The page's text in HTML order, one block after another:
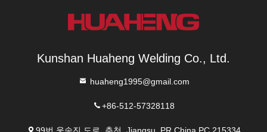
Kunshan Huaheng Welding Co., Ltd.
huaheng1995@gmail.com
+86-512-57328118